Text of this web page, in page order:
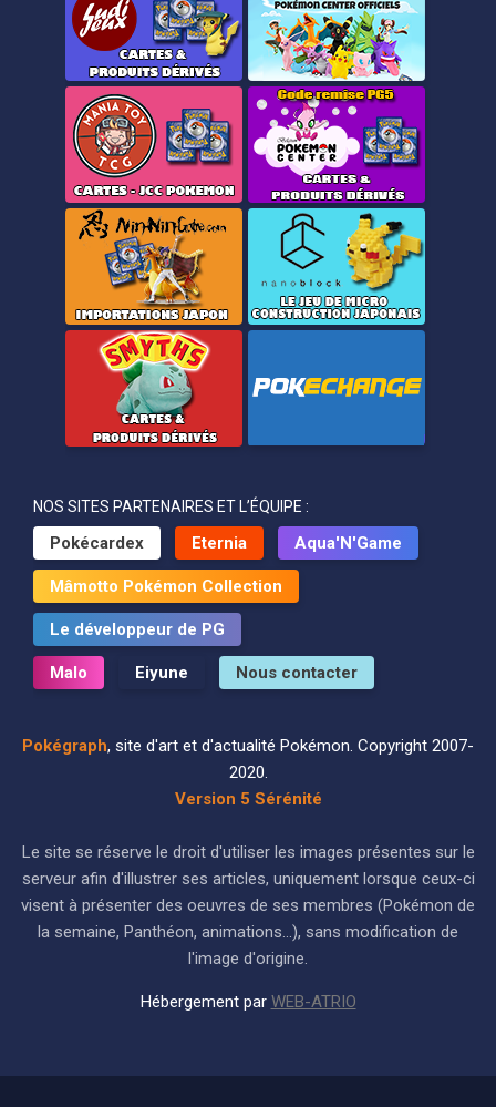
NOS SITES PARTENAIRES ET L’ÉQUIPE :
Pokécardex Eternia Aqua'N'Game
Mâmotto Pokémon Collection
Le développeur de PG
Malo Eiyune Nous contacter
Pokégraph, site d'art et d'actualité Pokémon. Copyright 2007-
2020.
Version 5 Sérénité
Le site se réserve le droit d'utiliser les images présentes sur le
serveur afin d'illustrer ses articles, uniquement lorsque ceux-ci
visent à présenter des oeuvres de ses membres (Pokémon de
la semaine, Panthéon, animations...), sans modification de
l'image d'origine.
Hébergement par WEB-ATRIO